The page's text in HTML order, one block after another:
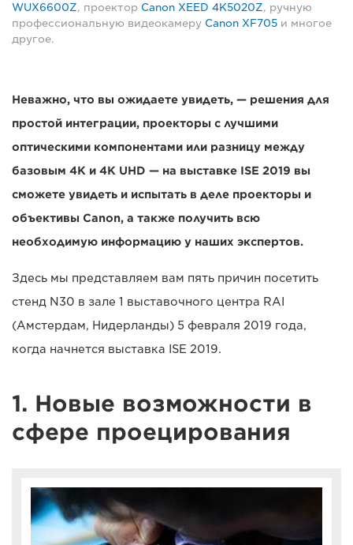
WUX6600Z, проектор Canon XEED 4K5020Z, ручную
профессиональную видеокамеру Canon XF705 и многое
другое.
Неважно, что вы ожидаете увидеть, — решения для
простой интеграции, проекторы с лучшими
оптическими компонентами или разницу между
базовым 4K и 4K UHD — на выставке ISE 2019 вы
сможете увидеть и испытать в деле проекторы и
объективы Canon, а также получить всю
необходимую информацию у наших экспертов.
Здесь мы представляем вам пять причин посетить
стенд N30 в зале 1 выставочного центра RAI
(Амстердам, Нидерланды) 5 февраля 2019 года,
когда начнется выставка ISE 2019.
1. Новые возможности в
сфере проецирования